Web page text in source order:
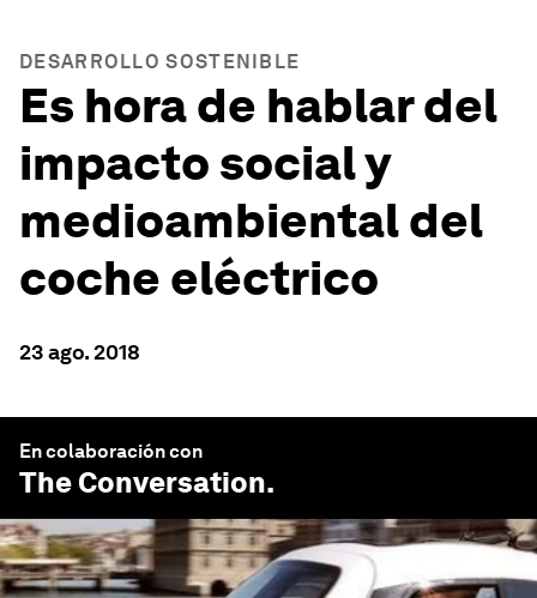
DESARROLLO SOSTENIBLE
Es hora de hablar del
impacto social y
medioambiental del
coche eléctrico
23 ago. 2018
En colaboración con
The Conversation.